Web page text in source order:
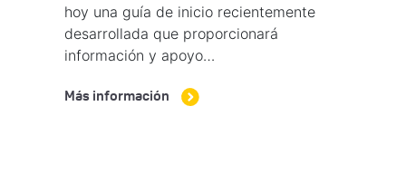
hoy una guía de inicio recientemente
desarrollada que proporcionará
información y apoyo…
Más información